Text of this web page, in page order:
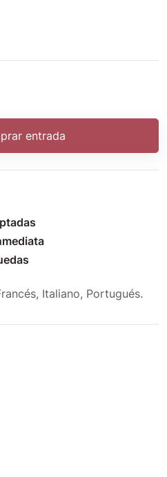
entrada
, Italiano, Portugués.